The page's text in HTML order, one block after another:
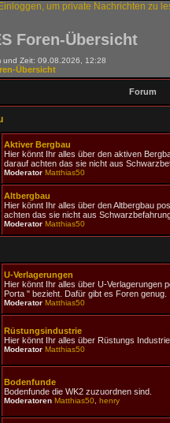
Foren-Übersicht
und Zeit: 09.08.2026, 12:28
Übersicht
Forum
Aktiver Bergbau
Hier könnt Ihr alles über den aktiven
darauf achten das sie nicht aus
Moderator Matthias50
Altbergbau
Hier könnt Ihr alles über den Altbergbau
achten das sie nicht aus
Moderator Matthias50
U-Verlagerungen
Hier könnt Ihr alles über U-Verlagerungen
Porta " bezieht. Dafür gibt es Foren genug.
Moderator Matthias50
Rüstungsindustrie
Hier könnt Ihr alles über Rüstungs Industrie
Moderator Matthias50
Bodenfunde
Bodenfunde die WK2 zuzuordnen sind.
Moderatoren Matthias50, henry